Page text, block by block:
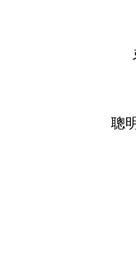
聰